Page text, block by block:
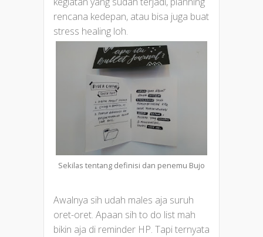
rencana kedepan, atau bisa juga buat
stress healing loh.
Sekilas tentang definisi dan penemu Bujo
Awalnya sih udah males aja suruh
oret-oret. Apaan sih to do list mah
bikin aja di reminder HP. Tapi ternyata